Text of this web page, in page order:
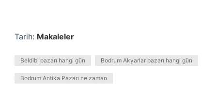
Tarih: Makaleler
Beldibi pazarı hangi gün Bodrum Akyarlar pazarı hangi gün
Bodrum Antika Pazarı ne zaman